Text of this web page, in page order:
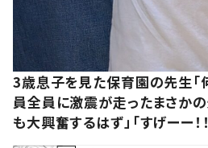
3歳息子を見た保育園の先生「
員全員に激震が走ったまさか
も大興奮するはず」「すげーー！！